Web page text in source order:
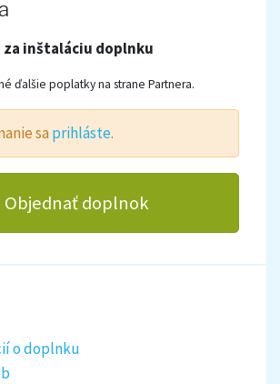
nájdete
dáta upraviť, zjednotiť, doplniť
úpravy je možné naceniť
doplnku na
IČ: 17437687, DIČ: CZ17437687
Republike.
za inštaláciu doplnku
ďalšie poplatky na strane Partnera.
sa prihláste.
Objednať doplnok
o doplnku